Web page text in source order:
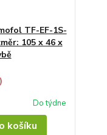
TF-EF-1S-
105 x 46 x
Do týdne
košíku